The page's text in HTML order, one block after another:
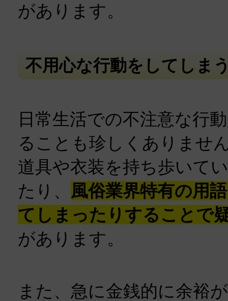
があります。
不用心な行動をしてしま
日常生活での不注意な行
ることも珍しくありませ
道具や衣装を持ち歩いて
たり、 風俗業界特有の用
てしまったりすることで
があります。
また、急に金銭的に余裕